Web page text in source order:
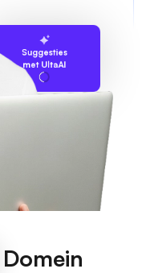
Suggesties
met UltaAI
Domein